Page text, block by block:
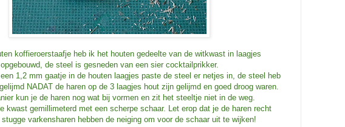
koffieroerstaafje heb ik het houten gedeelte van de witkwast in laagjes
opgebouwd, de steel is gesneden van een sier cocktailprikker.
1,2 mm gaatje in de houten laagjes paste de steel er netjes in, de steel heb
NADAT de haren op de 3 laagjes hout zijn gelijmd en goed droog waren.
kun je de haren nog wat bij vormen en zit het steeltje niet in de weg.
kwast gemillimeterd met een scherpe schaar. Let erop dat je de haren recht
varkensharen hebben de neiging om voor de schaar uit te wijken!